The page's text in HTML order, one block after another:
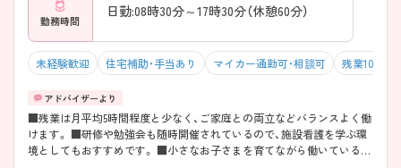
勤務時間
日勤:08時30分～17時30分（休憩60分）
未経験歓迎 住宅補助・手当あり マイカー通勤可・相談可 残業10h以下
■残業は月平均5時間程度と少なく、ご家庭との両立などバランスよく働
けます。 ■研修や勉強会も随時開催されているので、施設看護を学ぶ環
境としてもおすすめです。 ■小さなお子さまを育てながら働いている方